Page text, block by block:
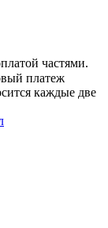
частями.
платеж
каждые две